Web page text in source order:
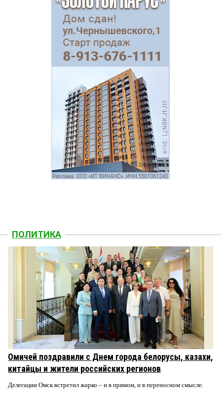
ПОЛИТИКА
Омичей поздравили с Днем города белорусы, казахи,
китайцы и жители российских регионов
Делегации Омск встретил жарко – и в прямом, и в переносном смысле.